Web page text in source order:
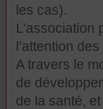
les cas).
l’attention
A travers le
de
de la santé,